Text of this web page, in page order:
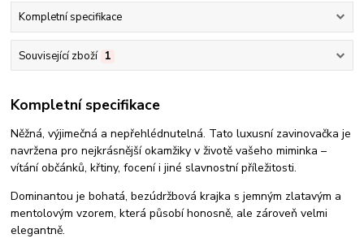
Kompletní specifikace
Související zboží 1
Kompletní specifikace
Něžná, výjimečná a nepřehlédnutelná. Tato luxusní zavinovačka je
navržena pro nejkrásnější okamžiky v životě vašeho miminka –
vítání občánků, křtiny, focení i jiné slavnostní příležitosti.
Dominantou je bohatá, bezúdržbová krajka s jemným zlatavým a
mentolovým vzorem, která působí honosně, ale zároveň velmi
elegantně.